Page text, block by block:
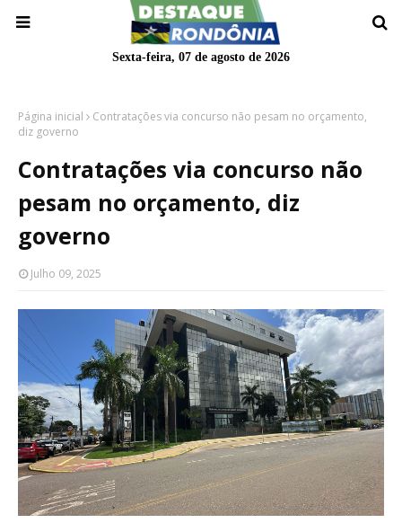
Sexta-feira, 07 de agosto de 2026
Página inicial
Contratações via concurso não pesam no orçamento,
diz governo
Contratações via concurso não
pesam no orçamento, diz
governo
Julho 09, 2025